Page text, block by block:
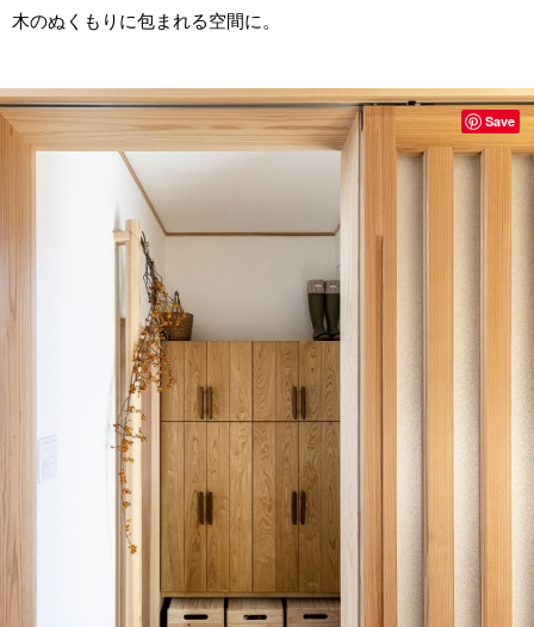
木のぬくもりに包まれる空間に。
Save